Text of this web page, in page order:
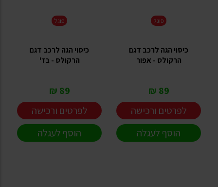
פוגל
כיסוי הגה לרכב דגם
הרקולס - אפור
89 ₪
לפרטים ורכישה
הוסף לעגלה
פוגל
כיסוי הגה לרכב דגם
הרקולס - בז'
89 ₪
לפרטים ורכישה
הוסף לעגלה